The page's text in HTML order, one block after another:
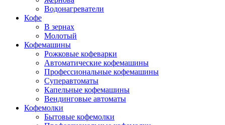
Водонагреватели
Кофе
В зернах
Молотый
Кофемашины
Рожковые кофеварки
Автоматические кофемашины
Профессиональные кофемашины
Суперавтоматы
Капельные кофемашины
Вендинговые автоматы
Кофемолки
Бытовые кофемолки